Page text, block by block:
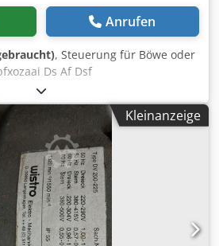
Anrufen
, Steuerung für Böwe oder
Ds Af Dsf
Kleinanzeige